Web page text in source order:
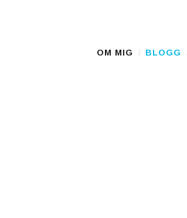
Main Menu
OM MIG BLOGG